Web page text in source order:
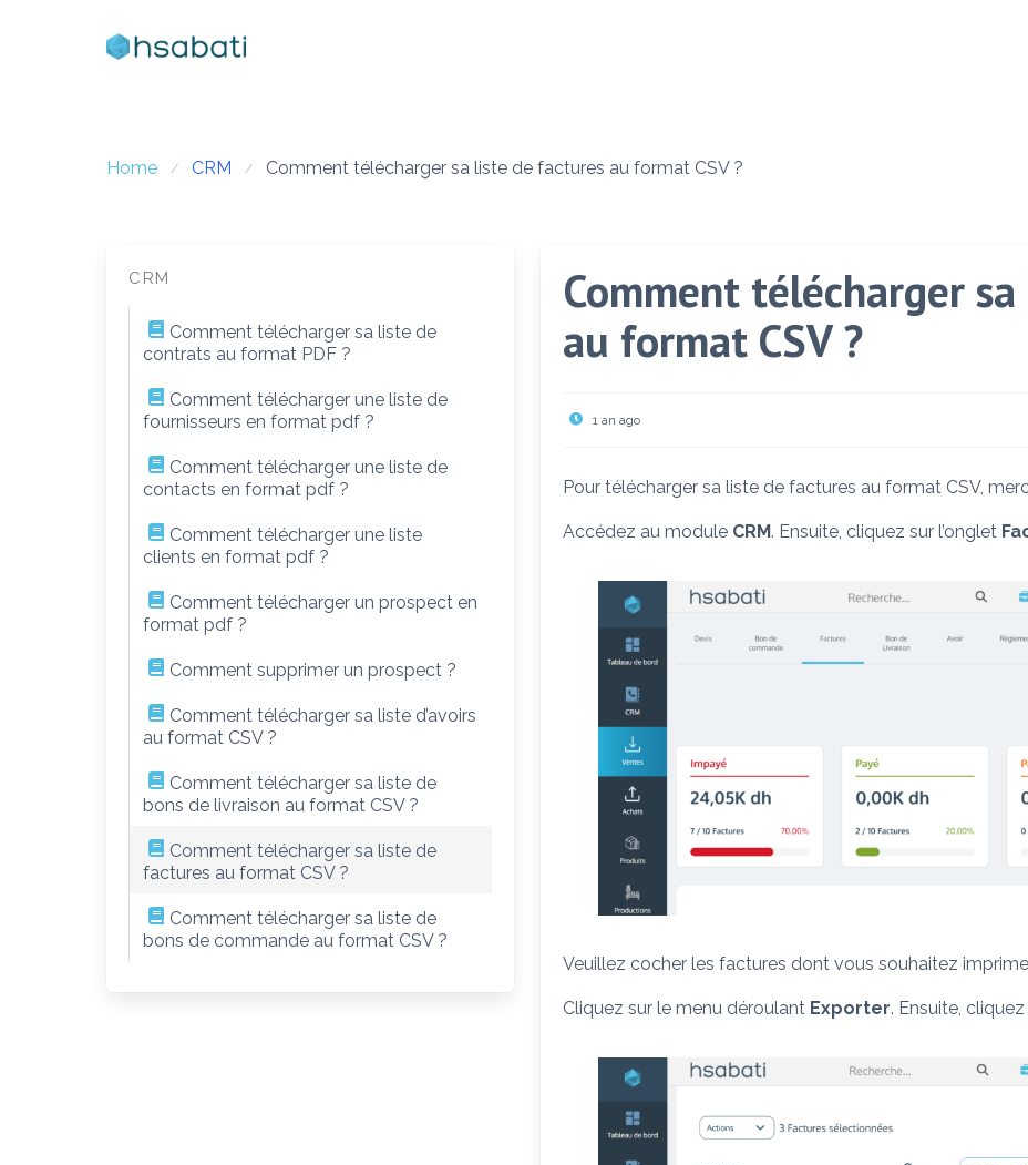
Home CRM Comment télécharger sa liste de factures au format CSV ?
CRM
Comment télécharger sa liste de
contrats au format PDF ?
Comment télécharger une liste de
fournisseurs en format pdf ?
Comment télécharger une liste de
contacts en format pdf ?
Comment télécharger une liste
clients en format pdf ?
Comment télécharger un prospect en
format pdf ?
Comment supprimer un prospect ?
Comment télécharger sa liste d’avoirs
au format CSV ?
Comment télécharger sa liste de
bons de livraison au format CSV ?
Comment télécharger sa liste de
factures au format CSV ?
Comment télécharger sa liste de
bons de commande au format CSV ?
Comment télécharger
au format CSV ?
1 an ago
Pour télécharger sa liste de factures au format CSV,
Accédez au module CRM. Ensuite, cliquez sur l’onglet
Veuillez cocher les factures dont vous souhaitez
Cliquez sur le menu déroulant Exporter. Ensuite,